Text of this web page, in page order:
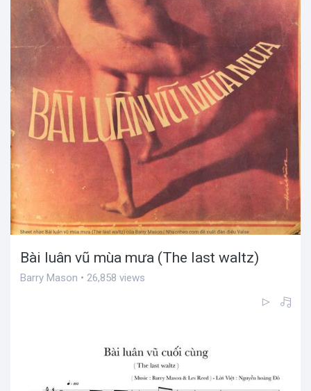
Bài luân vũ mùa mưa (The last waltz)
Barry Mason • 26,858 views